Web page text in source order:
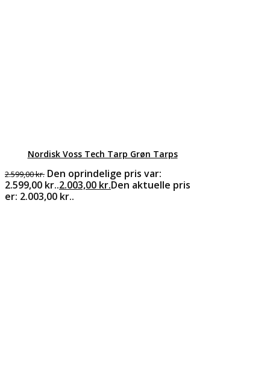
Nordisk Voss Tech Tarp Grøn Tarps
2.599,00kr. Den oprindelige pris var:
2.599,00 kr..2.003,00 kr.Den aktuelle pris
er: 2.003,00 kr..